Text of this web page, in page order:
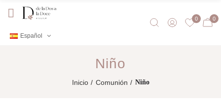
Español
0 0
Niño
Inicio Comunión Niño